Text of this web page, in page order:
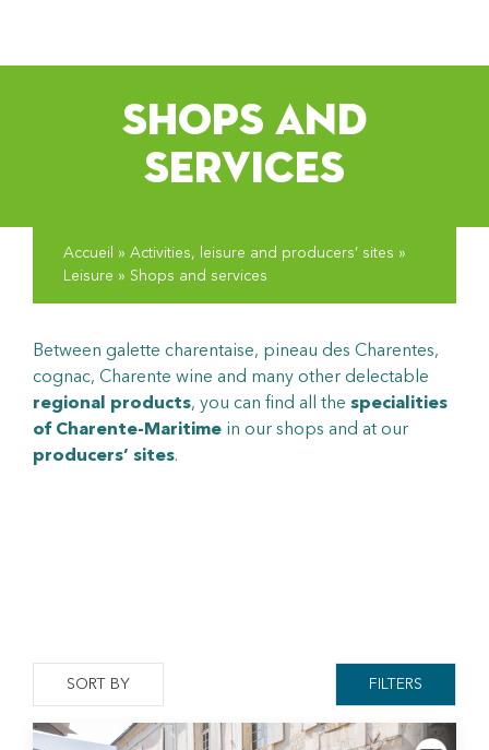
SHOPS AND
SERVICES
Accueil » Activities, leisure and producers’ sites »
Leisure » Shops and services
Between galette charentaise, pineau des Charentes,
cognac, Charente wine and many other delectable
regional products, you can find all the specialities
of Charente-Maritime in our shops and at our
producers’ sites.
SORT BY FILTERS